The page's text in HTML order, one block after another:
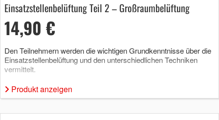
Einsatzstellenbelüftung Teil 2 – Großraumbelüftung
14,90 €
Den Teilnehmern werden die wichtigen Grundkenntnisse über die
Einsatzstellenbelüftung und den unterschiedlichen Techniken
vermittelt.
Produkt anzeigen